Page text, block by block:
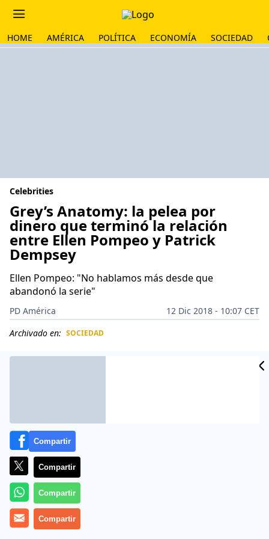
HOME AMÉRICA POLÍTICA ECONOMÍA SOCIEDAD
Celebrities
Grey’s Anatomy: la pelea por
dinero que terminó la relación
entre Ellen Pompeo y Patrick
Dempsey
Ellen Pompeo: "No hablamos más desde que
abandonó la serie"
PD América
12 Dic 2018 - 10:07 CET
Archivado en: SOCIEDAD
Ellen Pompeo
Compartir
Compartir
Compartir
Compartir